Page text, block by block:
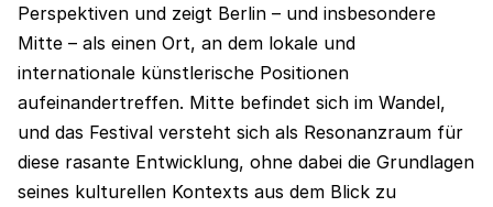
Perspektiven und zeigt Berlin – und insbesondere
Mitte – als einen Ort, an dem lokale und
internationale künstlerische Positionen
aufeinandertreffen. Mitte befindet sich im Wandel,
und das Festival versteht sich als Resonanzraum für
diese rasante Entwicklung, ohne dabei die Grundlagen
seines kulturellen Kontexts aus dem Blick zu